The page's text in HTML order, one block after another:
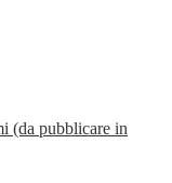
(da pubblicare in